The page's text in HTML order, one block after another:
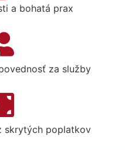
a bohatá prax
za služby
skrytých poplatkov